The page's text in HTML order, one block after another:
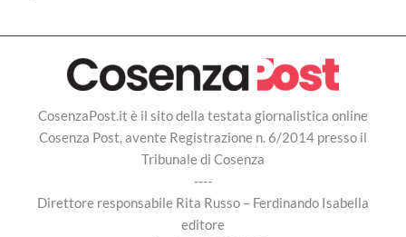
CosenzaPost.it è il sito della testata giornalistica online
Cosenza Post, avente Registrazione n. 6/2014 presso il
Tribunale di Cosenza
----
Direttore responsabile Rita Russo – Ferdinando Isabella
editore